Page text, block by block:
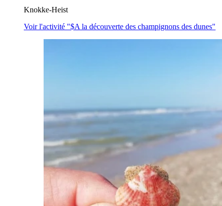
Knokke-Heist
Voir l'activité "$A la découverte des champignons des dunes"